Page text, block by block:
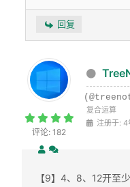
回复
评论: 182
复合运算
注册于: 4
【9】4、8、12开至